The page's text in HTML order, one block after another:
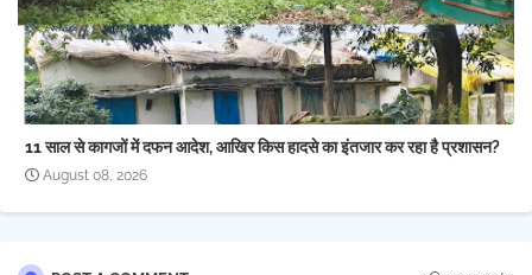
11 साल से कागजों में दफन आदेश, आखिर किस हादसे का इंतजार कर रहा है प्रशासन?
August 08, 2026